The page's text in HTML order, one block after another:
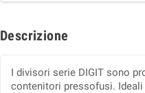
Descrizione
I divisori serie DIGIT sono
contenitori pressofusi.